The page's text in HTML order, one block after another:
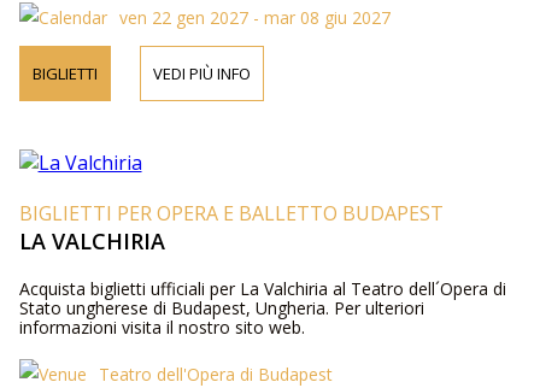
ven 22 gen 2027 - mar 08 giu 2027
BIGLIETTI VEDI PIÙ INFO
BIGLIETTI PER OPERA E BALLETTO BUDAPEST
LA VALCHIRIA
Acquista biglietti ufficiali per La Valchiria al Teatro dell´Opera di
Stato ungherese di Budapest, Ungheria. Per ulteriori
informazioni visita il nostro sito web.
Teatro dell'Opera di Budapest